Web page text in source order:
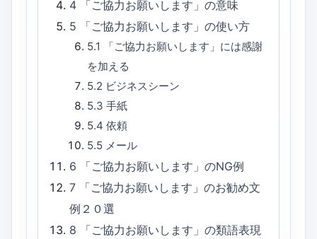
4
「ご協力お願いします」の意味
5
「ご協力お願いします」の使い方
5.1
「ご協力お願いします」には感謝
を加える
5.2 ビジネスシーン
5.3 手紙
5.4 依頼
5.5 メール
6
「ご協力お願いします」のNG例
7
「ご協力お願いします」のお勧め文
例２０選
8
「ご協力お願いします」の類語表現